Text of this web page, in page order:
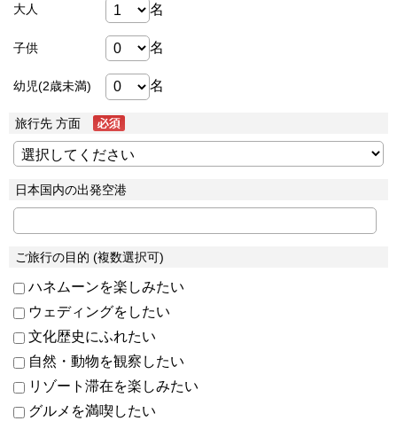
大人 名
子供 名
幼児(2歳未満) 名
旅行先 方面
日本国内の出発空港
ご旅行の目的 (複数選択可)
ハネムーンを楽しみたい
ウェディングをしたい
文化歴史にふれたい
自然・動物を観察したい
リゾート滞在を楽しみたい
グルメを満喫したい